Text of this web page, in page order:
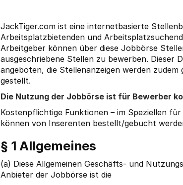
JackTiger.com ist eine internetbasierte
Arbeitsplatzbietenden und
Arbeitgeber können über diese Jobbörse
ausgeschriebene Stellen zu bewerben. Dieser
angeboten, die Stellenanzeigen werden
gestellt.
Die Nutzung der Jobbörse ist für Bewerber
Kostenpflichtige Funktionen – im Speziellen
können von Inserenten bestellt/gebucht
§ 1 Allgemeines
(a) Diese Allgemeinen Geschäfts- und
Anbieter der Jobbörse ist die